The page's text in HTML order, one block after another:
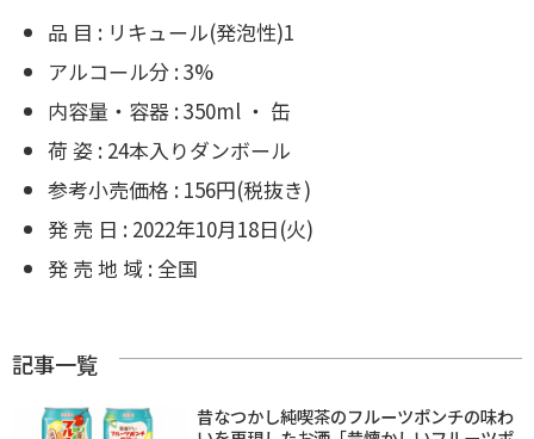
品 目 : リキュール(発泡性)1
アルコール分 : 3%
内容量・容器 : 350ml ・ 缶
荷 姿 : 24本入りダンボール
参考小売価格 : 156円(税抜き)
発 売 日 : 2022年10月18日(火)
発 売 地 域 : 全国
記事一覧
昔なつかし純喫茶のフルーツポンチの味わ